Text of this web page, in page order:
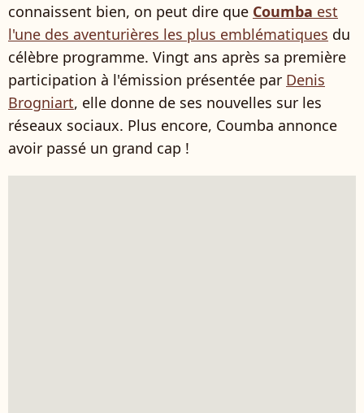
connaissent bien, on peut dire que Coumba est
l'une des aventurières les plus emblématiques du
célèbre programme. Vingt ans après sa première
participation à l'émission présentée par Denis
Brogniart, elle donne de ses nouvelles sur les
réseaux sociaux. Plus encore, Coumba annonce
avoir passé un grand cap !